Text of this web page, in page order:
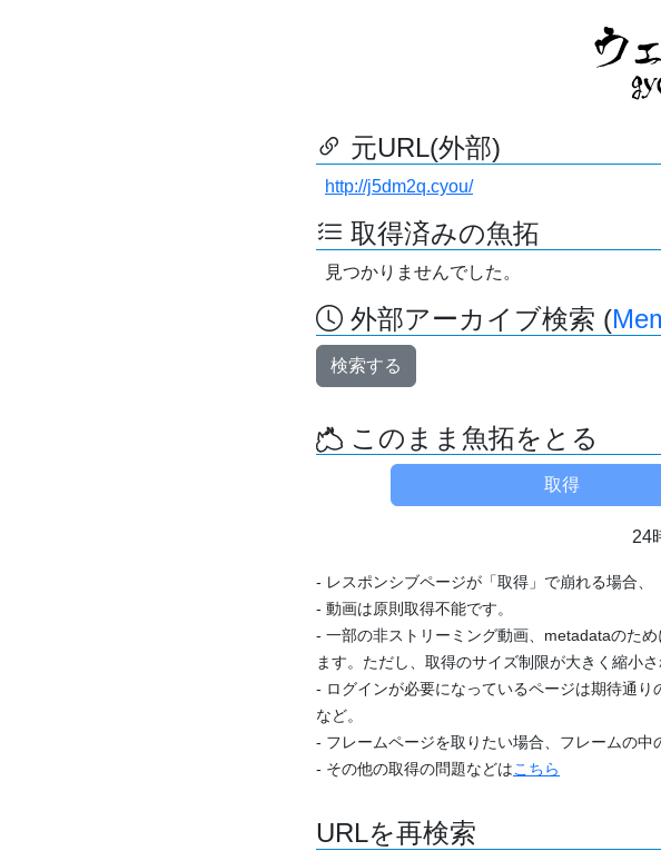
元URL(外部)
http://j5dm2q.cyou/
取得済みの魚拓
見つかりませんでした。
外部アーカイブ検索 (
検索する
このまま魚拓をとる
24
- レスポンシブページが「取得」で崩れる場合、
- 動画は原則取得不能です。
- 一部の非ストリーミング動画、metadataのた
ます。ただし、取得のサイズ制限が大きく縮小
- ログインが必要になっているページは期待通
など。
- フレームページを取りたい場合、フレームの
- その他の取得の問題などはこちら
URLを再検索